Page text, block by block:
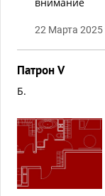
22 Марта 2025
Патрон V
Б.